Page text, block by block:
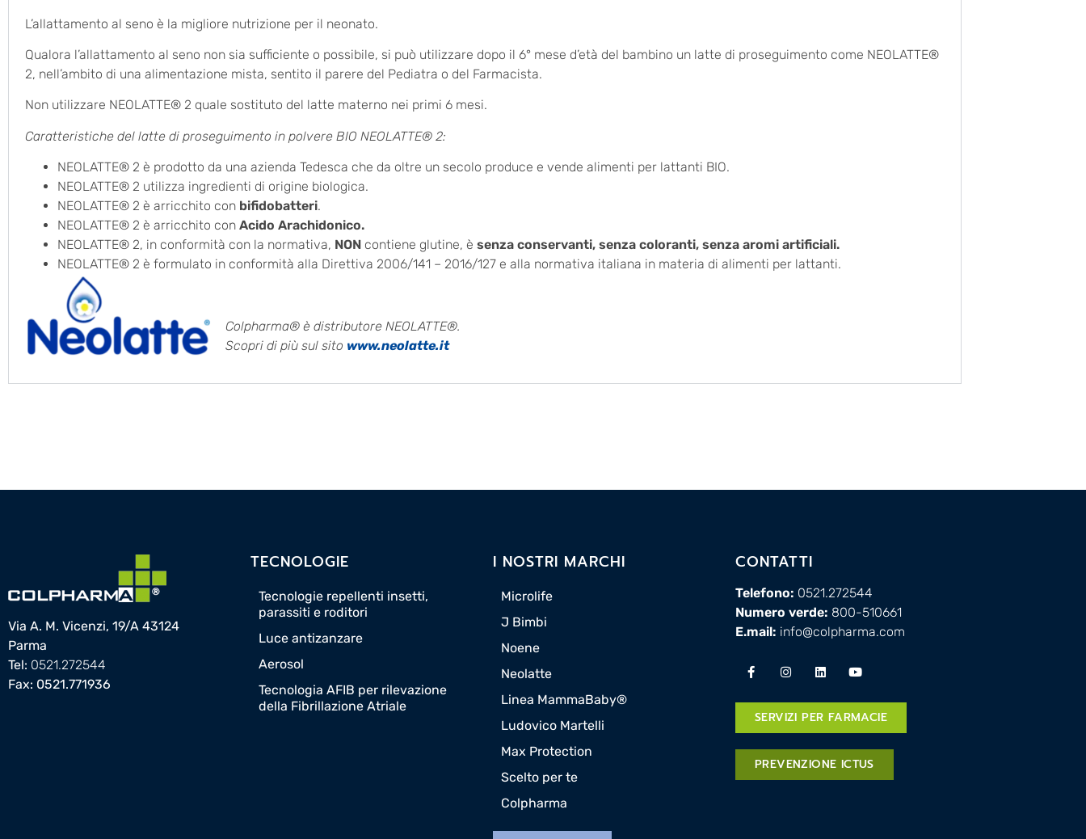
L’allattamento al seno è la migliore nutrizione per il neonato.
Qualora l’allattamento al seno non sia sufficiente o possibile, si può utilizzare dopo il 6° mese d’età del bambino un latte di proseguimento come NEOLATTE®
2, nell’ambito di una alimentazione mista, sentito il parere del Pediatra o del Farmacista.
Non utilizzare NEOLATTE® 2 quale sostituto del latte materno nei primi 6 mesi.
Caratteristiche del latte di proseguimento in polvere BIO NEOLATTE® 2:
NEOLATTE® 2 è prodotto da una azienda Tedesca che da oltre un secolo produce e vende alimenti per lattanti BIO.
NEOLATTE® 2 utilizza ingredienti di origine biologica.
NEOLATTE® 2 è arricchito con bifidobatteri.
NEOLATTE® 2 è arricchito con Acido Arachidonico.
NEOLATTE® 2, in conformità con la normativa, NON contiene glutine, è senza conservanti, senza coloranti, senza aromi artificiali.
NEOLATTE® 2 è formulato in conformità alla Direttiva 2006/141 – 2016/127 e alla normativa italiana in materia di alimenti per lattanti.
Colpharma® è distributore NEOLATTE®.
Scopri di più sul sito www.neolatte.it
Via A. M. Vicenzi, 19/A 43124
Parma
Tel: 0521.272544
Fax: 0521.771936
TECNOLOGIE
Tecnologie repellenti insetti,
parassiti e roditori
Luce antizanzare
Aerosol
Tecnologia AFIB per rilevazione
della Fibrillazione Atriale
I NOSTRI MARCHI
Microlife
J Bimbi
Noene
Neolatte
Linea MammaBaby®
Ludovico Martelli
Max Protection
Scelto per te
Colpharma
CONTATTI
Telefono: 0521.272544
Numero verde: 800-510661
E.mail: info@colpharma.com
SERVIZI PER FARMACIE
PREVENZIONE ICTUS